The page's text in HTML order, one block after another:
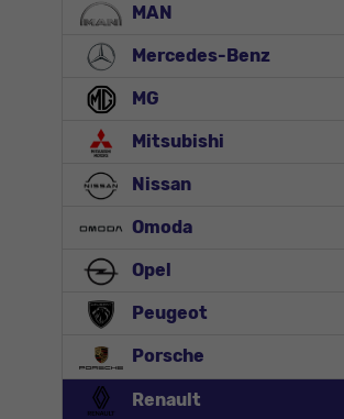
MAN
Mercedes-Benz
MG
Mitsubishi
Nissan
Omoda
Opel
Peugeot
Porsche
Renault